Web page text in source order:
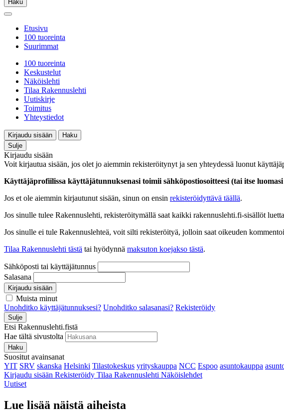
Haku
Etusivu
100 tuoreinta
Suurimmat
100 tuoreinta
Keskustelut
Näköislehti
Tilaa Rakennuslehti
Uutiskirje
Toimitus
Yhteystiedot
Kirjaudu sisään
Haku
Sulje
Kirjaudu sisään
Voit kirjautua sisään, jos olet jo aiemmin rekisteröitynyt ja sen yhteydessä luonut
Käyttäjäprofiilissa käyttäjätunnuksenasi toimii sähköpostiosoitteesi (tai itse
Jos et ole aiemmin kirjautunut sisään, sinun on ensin rekisteröidyttävä täällä.
Jos sinulle tulee Rakennuslehti, rekisteröitymällä saat kaikki rakennuslehti.fi-sisällöt
Jos sinulle ei tule Rakennuslehteä, voit silti rekisteröityä, jolloin saat oikeuden
Tilaa Rakennuslehti tästä tai hyödynnä maksuton koejakso tästä.
Sähköposti tai käyttäjätunnus
Salasana
Kirjaudu sisään
Muista minut
Unohditko käyttäjätunnuksesi? Unohditko salasanasi? Rekisteröidy
Sulje
Etsi Rakennuslehti.fistä
Hae tältä sivustolta
Haku
Suositut avainsanat
YIT SRV skanska Helsinki Tilastokeskus yrityskauppa NCC Espoo asuntokauppa
Kirjaudu sisään Rekisteröidy Tilaa Rakennuslehti Näköislehdet
Uutiset
Lue lisää näistä aiheista